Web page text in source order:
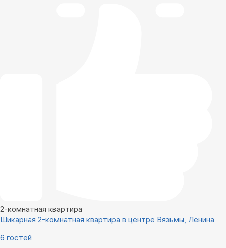
2-комнатная квартира
Шикарная 2-комнатная квартира в центре Вязьмы, Ленина
6 гостей